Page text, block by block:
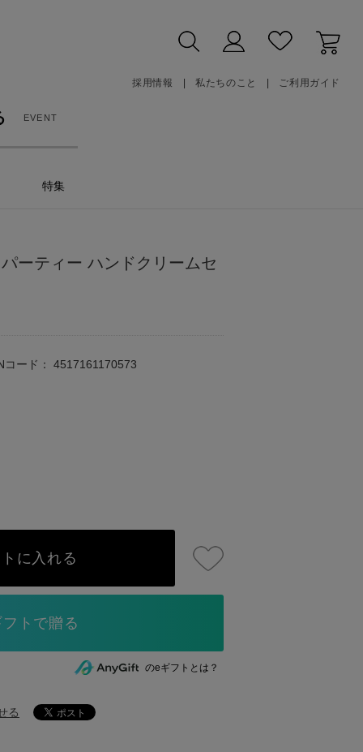
採用情報 私たちのこと ご利用ガイド
EVENT
特集
ーティー ハンドクリームセ
コード： 4517161170573
に入れる
のeギフトとは？
る